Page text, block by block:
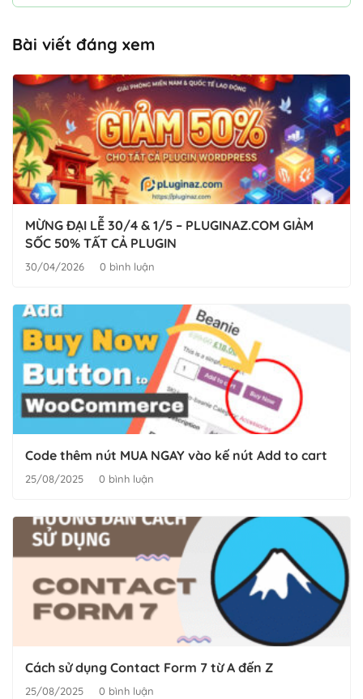
Bài viết đáng xem
MỪNG ĐẠI LỄ 30/4 & 1/5 – PLUGINAZ.COM GIẢM
SỐC 50% TẤT CẢ PLUGIN
30/04/2026 0 bình luận
Code thêm nút MUA NGAY vào kế nút Add to cart
25/08/2025 0 bình luận
Cách sử dụng Contact Form 7 từ A đến Z
25/08/2025 0 bình luận